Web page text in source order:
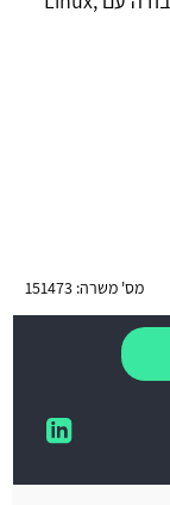
מס' משרה: 151473